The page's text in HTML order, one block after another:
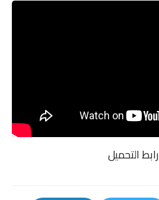
رابط التحميل